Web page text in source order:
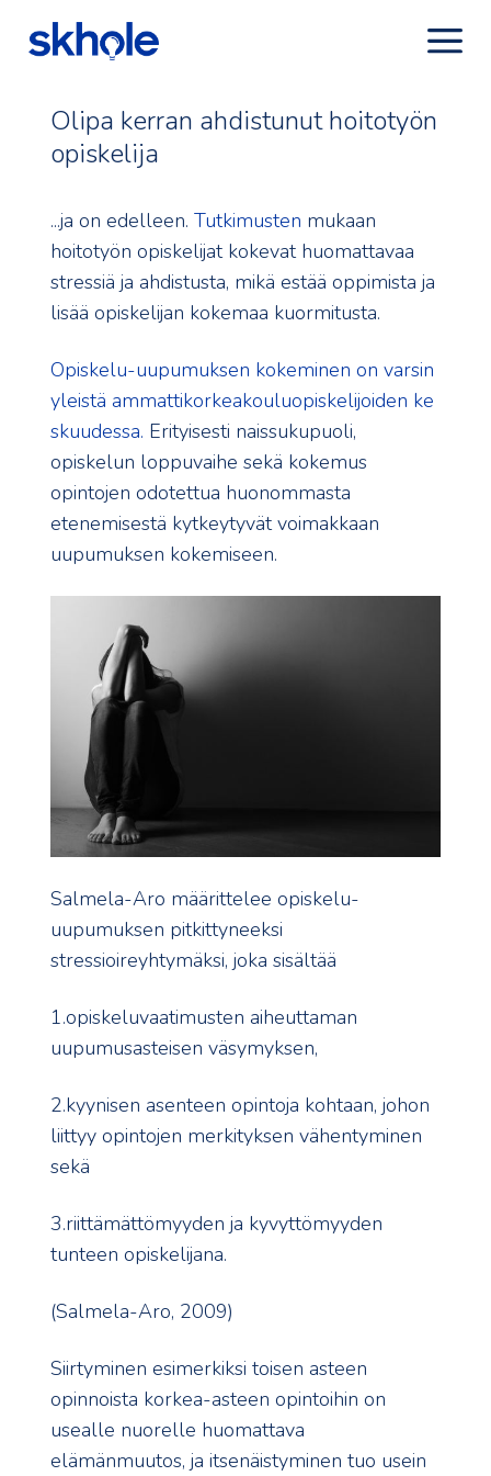
Olipa kerran ahdistunut hoitotyön
opiskelija
...ja on edelleen. Tutkimusten mukaan
hoitotyön opiskelijat kokevat huomattavaa
stressiä ja ahdistusta, mikä estää oppimista ja
lisää opiskelijan kokemaa kuormitusta.
Opiskelu-uupumuksen kokeminen on varsin
yleistä ammattikorkeakouluopiskelijoiden ke
skuudessa. Erityisesti naissukupuoli,
opiskelun loppuvaihe sekä kokemus
opintojen odotettua huonommasta
etenemisestä kytkeytyvät voimakkaan
uupumuksen kokemiseen.
Salmela-Aro määrittelee opiskelu-
uupumuksen pitkittyneeksi
stressioireyhtymäksi, joka sisältää
1.opiskeluvaatimusten aiheuttaman
uupumusasteisen väsymyksen,
2.kyynisen asenteen opintoja kohtaan, johon
liittyy opintojen merkityksen vähentyminen
sekä
3.riittämättömyyden ja kyvyttömyyden
tunteen opiskelijana.
(Salmela-Aro, 2009)
Siirtyminen esimerkiksi toisen asteen
opinnoista korkea-asteen opintoihin on
usealle nuorelle huomattava
elämänmuutos, ja itsenäistyminen tuo usein